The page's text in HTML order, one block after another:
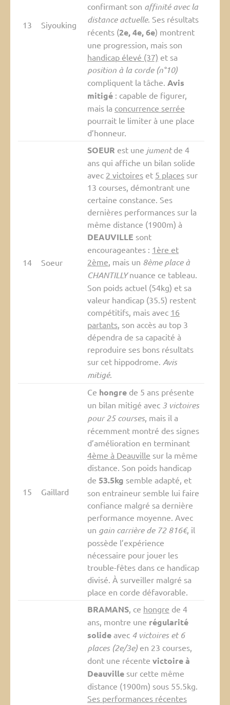
13 Siyouking
confirmant son affinité avec la
distance actuelle. Ses résultats
récents (2e, 4e, 6e) montrent
une progression, mais son
handicap élevé (37) et sa
position à la corde (n°10)
compliquent la tâche. Avis
mitigé: capable de figurer,
mais la concurrence serrée
pourrait le limiter à une place
d’honneur.
14 Soeur
SOEUR est une jumentde 4
ans qui affiche un bilan solide
avec 2 victoireset 5 placessur
13 courses, démontrant une
certaine constance. Ses
dernières performances sur la
même distance (1900m) à
DEAUVILLE sont
encourageantes : 1ère et
2ème, mais un 8ème place à
CHANTILLYnuance ce tableau.
Son poids actuel (54kg) et sa
valeur handicap (35.5) restent
compétitifs, mais avec 16
partants, son accès au top 3
dépendra de sa capacité à
reproduire ses bons résultats
sur cet hippodrome. Avis
mitigé.
15 Gaillard
Ce hongrede 5 ans présente
un bilan mitigé avec 3 victoires
pour 25 courses, mais il a
récemment montré des signes
d’amélioration en terminant
4ème à Deauville sur la même
distance. Son poids handicap
de 53.5kg semble adapté, et
son entraineur semble lui faire
confiance malgré sa dernière
performance moyenne. Avec
un gain carrière de 72 816€, il
possède l’expérience
nécessaire pour jouer les
trouble-fêtes dans ce handicap
divisé. À surveiller malgré sa
place en corde défavorable.
BRAMANS, ce hongre de 4
ans, montre une régularité
solideavec 4 victoires et 6
places (2e/3e)en 23 courses,
dont une récente victoire à
Deauvillesur cette même
distance (1900m) sous 55.5kg.
Ses performances récentes